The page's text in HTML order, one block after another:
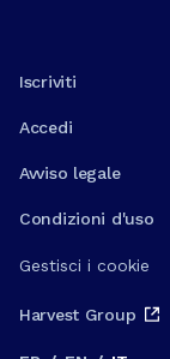
Iscriviti
Accedi
Avviso legale
Condizioni d'uso
Gestisci i cookie
Harvest Group